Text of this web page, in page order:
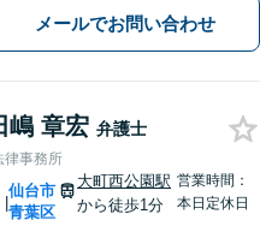
メールでお問い合わせ
嶋 章宏 弁護士
律事務所
|
仙台市
青葉区
大町西公園駅
から徒歩1分
営業時間：
本日定休日